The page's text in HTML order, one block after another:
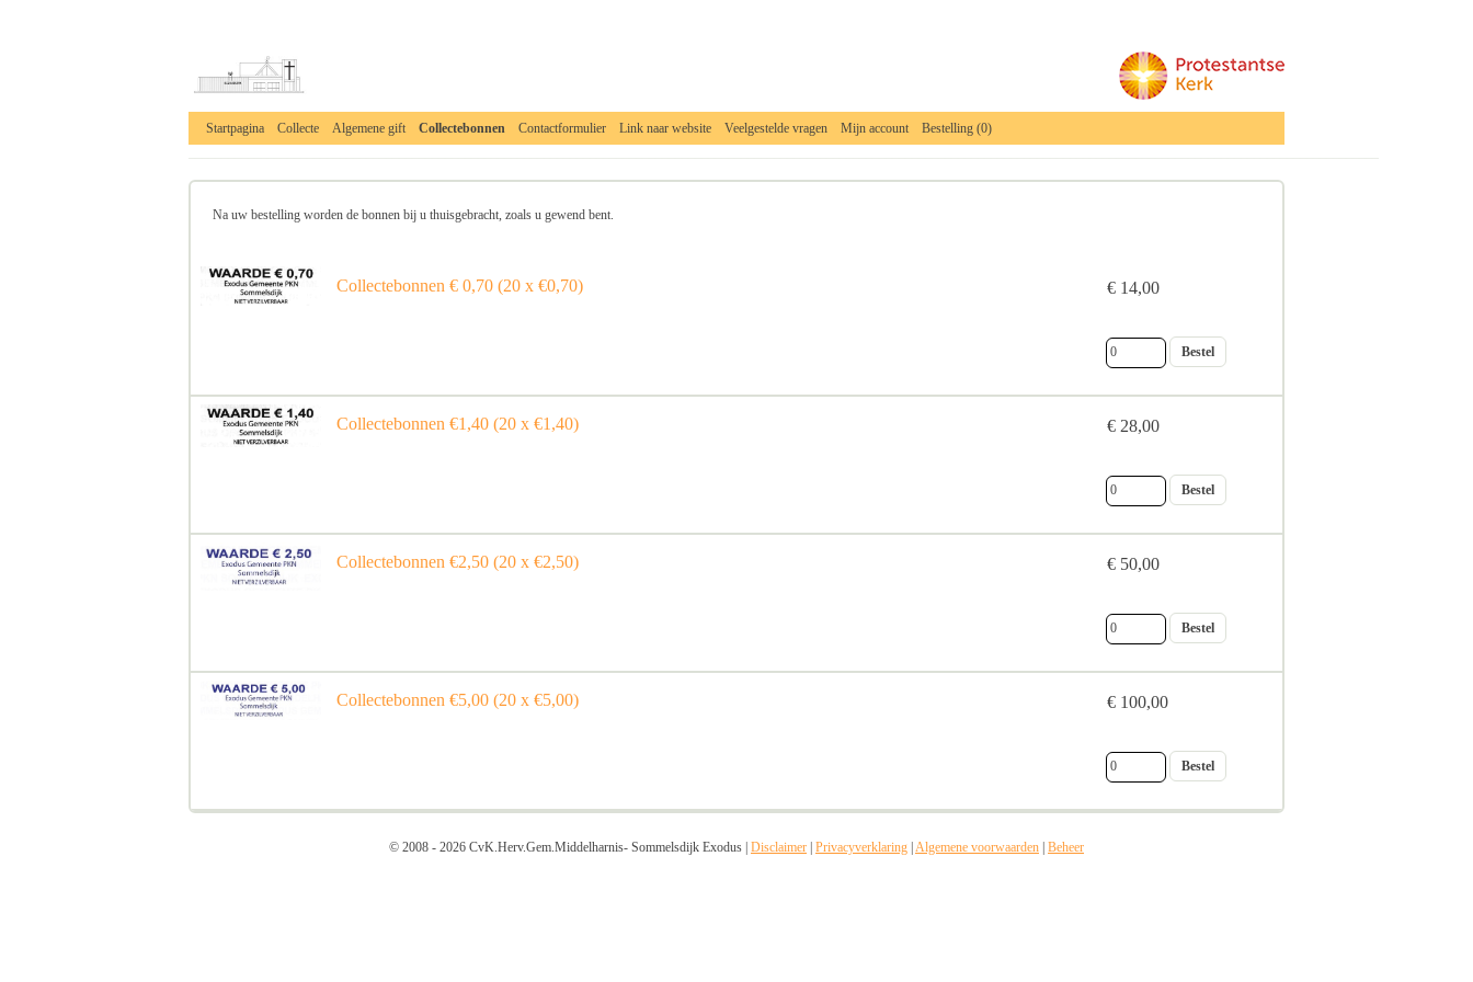
Startpagina Collecte Algemene gift Collectebonnen Contactformulier Link naar website Veelgestelde vragen Mijn account
Bestelling (0)
Na uw bestelling worden de bonnen bij u thuisgebracht, zoals u gewend bent.
Collectebonnen € 0,70 (20 x €0,70) € 14,00
Collectebonnen €1,40 (20 x €1,40) € 28,00
Collectebonnen €2,50 (20 x €2,50) € 50,00
Collectebonnen €5,00 (20 x €5,00) € 100,00
© 2008 - 2026 CvK.Herv.Gem.Middelharnis- Sommelsdijk Exodus | Disclaimer Privacyverklaring Algemene voorwaarden Beheer